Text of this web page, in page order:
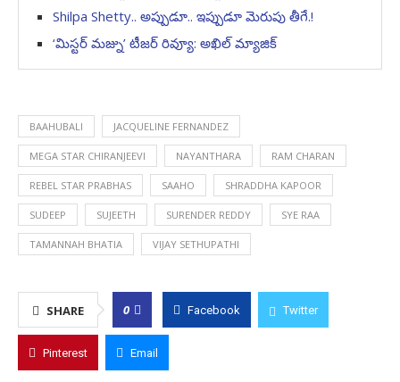
Shilpa Shetty.. అప్పుడూ.. ఇప్పుడూ మెరుపు తీగే.!
‘మిస్టర్‌ మజ్ను’ టీజర్‌ రివ్యూ: అఖిల్‌ మ్యాజిక్‌
BAAHUBALI JACQUELINE FERNANDEZ
MEGA STAR CHIRANJEEVI NAYANTHARA RAM CHARAN
REBEL STAR PRABHAS SAAHO SHRADDHA KAPOOR
SUDEEP SUJEETH SURENDER REDDY SYE RAA
TAMANNAH BHATIA VIJAY SETHUPATHI
SHARE 0 Facebook Twitter
Pinterest Email